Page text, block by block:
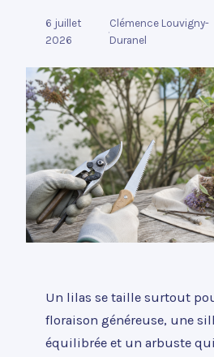
6 juillet
2026
·
Clémence Louvigny-
Duranel
Un lilas se taille surtout
floraison généreuse, une
équilibrée et un arbuste